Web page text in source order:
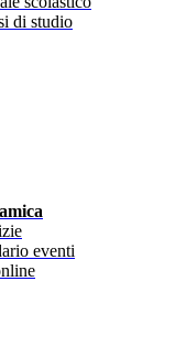
di studio
eventi